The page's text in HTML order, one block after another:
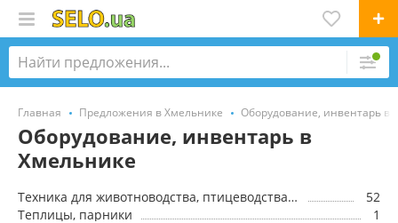
Главная Предложения в Хмельнике Оборудование, инвентарь в
Оборудование, инвентарь в
Хмельнике
Техника для животноводства, птицеводства, рыбоводства
52
Теплицы, парники
1